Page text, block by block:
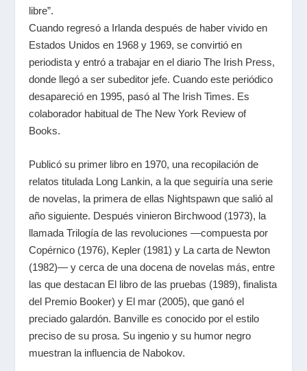
libre”.
Cuando regresó a Irlanda después de haber vivido en
Estados Unidos en 1968 y 1969, se convirtió en
periodista y entró a trabajar en el diario The Irish Press,
donde llegó a ser subeditor jefe. Cuando este periódico
desapareció en 1995, pasó al The Irish Times. Es
colaborador habitual de The New York Review of
Books.
Publicó su primer libro en 1970, una recopilación de
relatos titulada Long Lankin, a la que seguiría una serie
de novelas, la primera de ellas Nightspawn que salió al
año siguiente. Después vinieron Birchwood (1973), la
llamada Trilogía de las revoluciones —compuesta por
Copérnico (1976), Kepler (1981) y La carta de Newton
(1982)— y cerca de una docena de novelas más, entre
las que destacan El libro de las pruebas (1989), finalista
del Premio Booker) y El mar (2005), que ganó el
preciado galardón. Banville es conocido por el estilo
preciso de su prosa. Su ingenio y su humor negro
muestran la influencia de Nabokov.